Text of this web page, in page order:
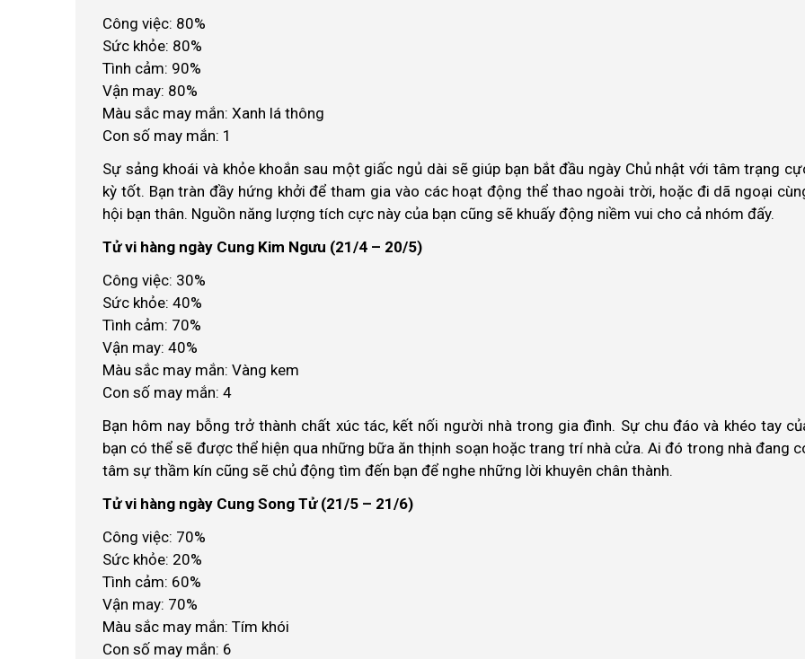
Công việc: 80%
Sức khỏe: 80%
Tình cảm: 90%
Vận may: 80%
Màu sắc may mắn: Xanh lá thông
Con số may mắn: 1
Sự sảng khoái và khỏe khoắn sau một giấc ngủ dài sẽ giúp bạn bắt đầu ngày Chủ nhật với tâm trạng
kỳ tốt. Bạn tràn đầy hứng khởi để tham gia vào các hoạt động thể thao ngoài trời, hoặc đi dã ngoại
hội bạn thân. Nguồn năng lượng tích cực này của bạn cũng sẽ khuấy động niềm vui cho cả nhóm đấy.
Tử vi hàng ngày Cung Kim Ngưu (21/4 – 20/5)
Công việc: 30%
Sức khỏe: 40%
Tình cảm: 70%
Vận may: 40%
Màu sắc may mắn: Vàng kem
Con số may mắn: 4
Bạn hôm nay bỗng trở thành chất xúc tác, kết nối người nhà trong gia đình. Sự chu đáo và khéo tay
bạn có thể sẽ được thể hiện qua những bữa ăn thịnh soạn hoặc trang trí nhà cửa. Ai đó trong nhà đang
tâm sự thầm kín cũng sẽ chủ động tìm đến bạn để nghe những lời khuyên chân thành.
Tử vi hàng ngày Cung Song Tử (21/5 – 21/6)
Công việc: 70%
Sức khỏe: 20%
Tình cảm: 60%
Vận may: 70%
Màu sắc may mắn: Tím khói
Con số may mắn: 6